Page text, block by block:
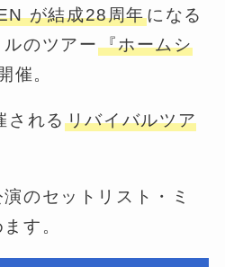
が結成28周年になる
のツアー 『ホームシ
催。
される リバイバルツア
のセットリスト・ミ
す。